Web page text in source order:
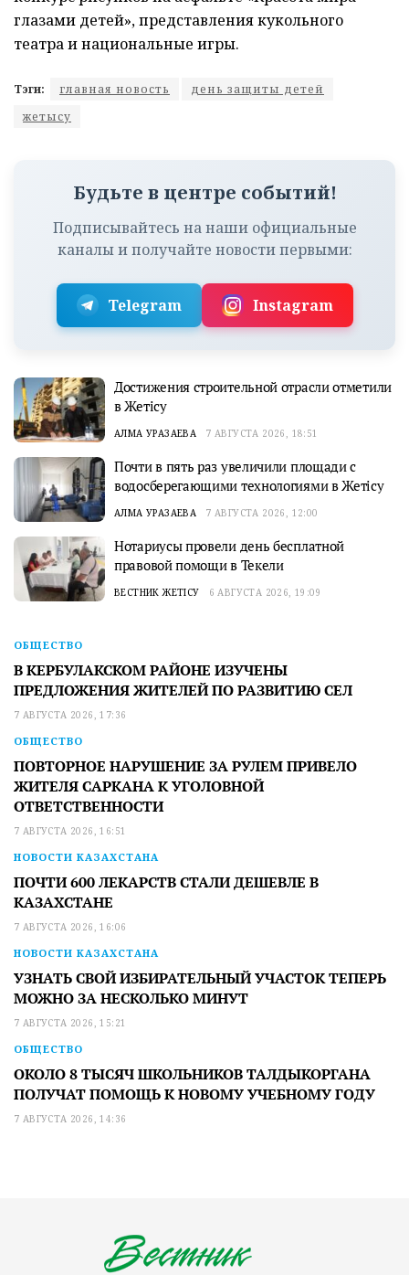
глазами детей», представления кукольного
театра и национальные игры.
Тэги: главная новость
день защиты детей
жетысу
Будьте в центре событий!
Подписывайтесь на наши официальные
каналы и получайте новости первыми:
Telegram Instagram
Достижения строительной отрасли отметили
в Жетісу
АЛМА УРАЗАЕВА 7 АВГУСТА 2026, 18:51
Почти в пять раз увеличили площади с
водосберегающими технологиями в Жетісу
АЛМА УРАЗАЕВА 7 АВГУСТА 2026, 12:00
Нотариусы провели день бесплатной
правовой помощи в Текели
ВЕСТНИК ЖЕТІСУ 6 АВГУСТА 2026, 19:09
ОБЩЕСТВО
В КЕРБУЛАКСКОМ РАЙОНЕ ИЗУЧЕНЫ
ПРЕДЛОЖЕНИЯ ЖИТЕЛЕЙ ПО РАЗВИТИЮ СЕЛ
7 АВГУСТА 2026, 17:36
ОБЩЕСТВО
ПОВТОРНОЕ НАРУШЕНИЕ ЗА РУЛЕМ ПРИВЕЛО
ЖИТЕЛЯ САРКАНА К УГОЛОВНОЙ
ОТВЕТСТВЕННОСТИ
7 АВГУСТА 2026, 16:51
НОВОСТИ КАЗАХСТАНА
ПОЧТИ 600 ЛЕКАРСТВ СТАЛИ ДЕШЕВЛЕ В
КАЗАХСТАНЕ
7 АВГУСТА 2026, 16:06
НОВОСТИ КАЗАХСТАНА
УЗНАТЬ СВОЙ ИЗБИРАТЕЛЬНЫЙ УЧАСТОК ТЕПЕРЬ
МОЖНО ЗА НЕСКОЛЬКО МИНУТ
7 АВГУСТА 2026, 15:21
ОБЩЕСТВО
ОКОЛО 8 ТЫСЯЧ ШКОЛЬНИКОВ ТАЛДЫКОРГАНА
ПОЛУЧАТ ПОМОЩЬ К НОВОМУ УЧЕБНОМУ ГОДУ
7 АВГУСТА 2026, 14:36